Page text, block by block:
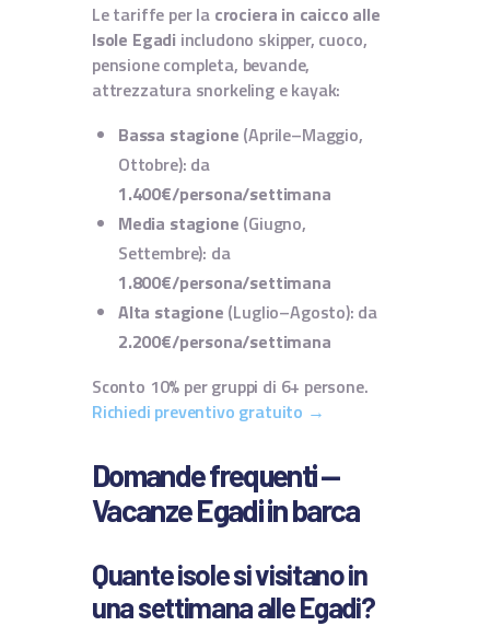
Le tariffe per la crociera in caicco alle
Isole Egadi includono skipper, cuoco,
pensione completa, bevande,
attrezzatura snorkeling e kayak:
Bassa stagione (Aprile–Maggio,
Ottobre): da
1.400€/persona/settimana
Media stagione (Giugno,
Settembre): da
1.800€/persona/settimana
Alta stagione (Luglio–Agosto): da
2.200€/persona/settimana
Sconto 10% per gruppi di 6+ persone.
Richiedi preventivo gratuito →
Domande frequenti —
Vacanze Egadi in barca
Quante isole si visitano in
una settimana alle Egadi?